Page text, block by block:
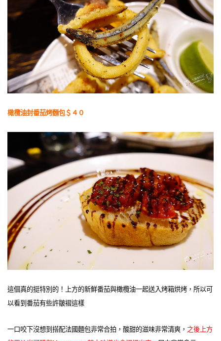
橄欖油封番茄烤麵包＄４０
這個真的挺特別的！上方的新鮮番茄與橄欖油一起送入烤箱烘烤，所以可
以看到番茄有些許皺褶這樣
一口咬下沒想到搭配法國麵包非常合拍，酸甜的滋味非常清爽， 之後上方